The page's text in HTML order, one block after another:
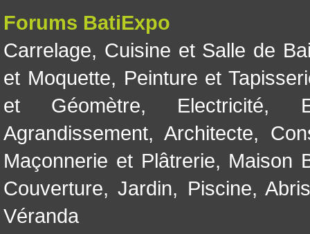
Forums BatiExpo
Carrelage, Cuisine et Salle de
et Moquette, Peinture et
et Géomètre, Electricité,
Agrandissement, Architecte,
Maçonnerie et Plâtrerie, Maison
Couverture,Jardin, Piscine,
Véranda